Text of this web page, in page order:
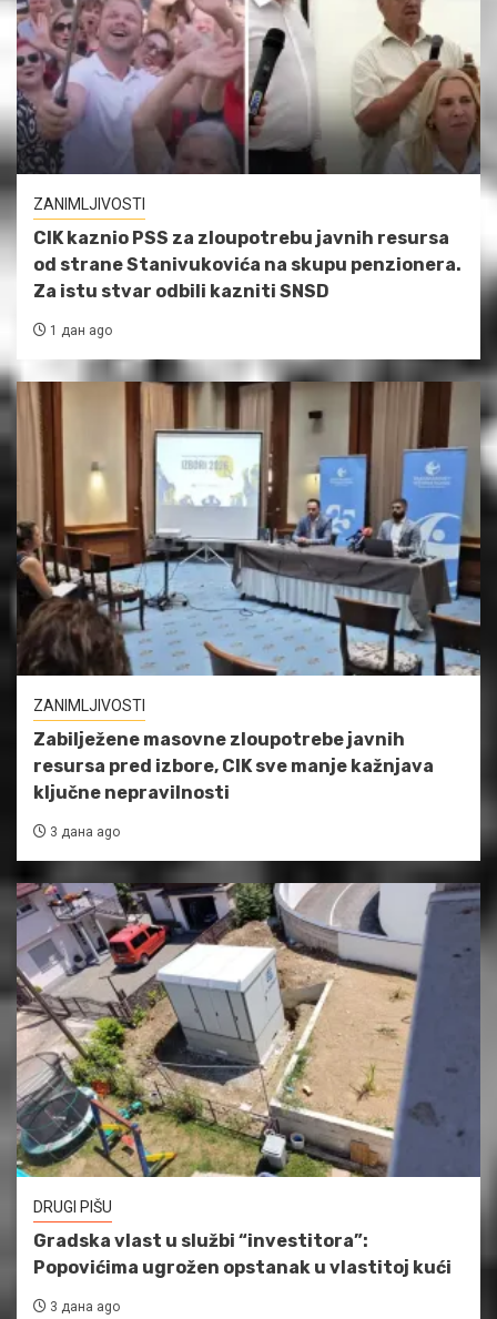
ZANIMLJIVOSTI
CIK kaznio PSS za zloupotrebu javnih resursa
od strane Stanivukovića na skupu penzionera.
Za istu stvar odbili kazniti SNSD
1 дан ago
ZANIMLJIVOSTI
Zabilježene masovne zloupotrebe javnih
resursa pred izbore, CIK sve manje kažnjava
ključne nepravilnosti
3 дана ago
DRUGI PIŠU
Gradska vlast u službi “investitora”:
Popovićima ugrožen opstanak u vlastitoj kući
3 дана ago